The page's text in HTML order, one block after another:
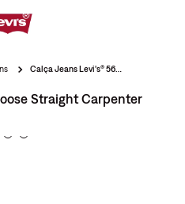
Straight Carpenter